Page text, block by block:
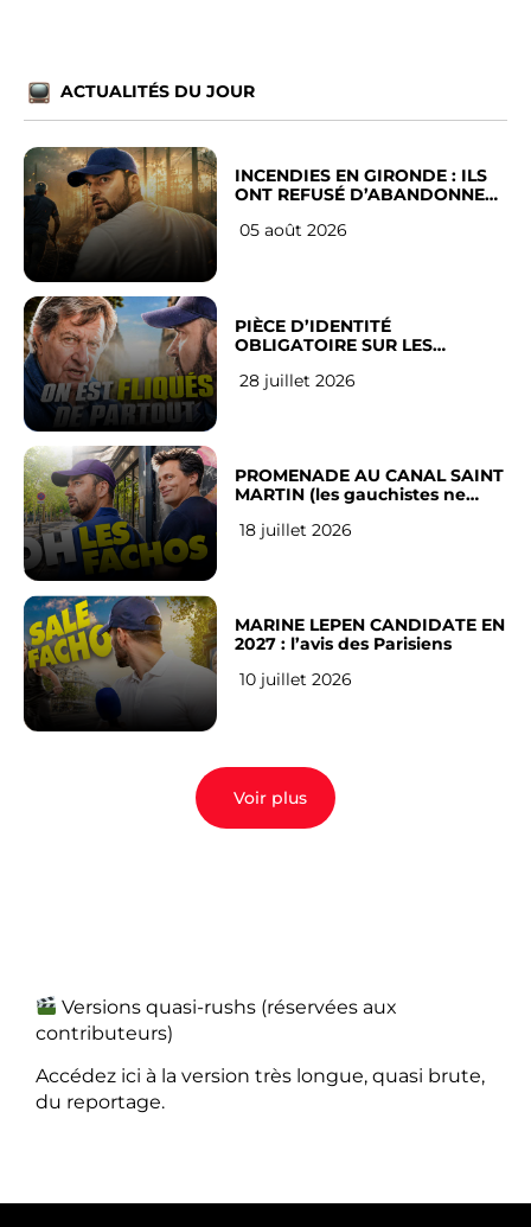
ACTUALITÉS DU JOUR
INCENDIES EN GIRONDE : ILS
ONT REFUSÉ D’ABANDONNER
05 août 2026
PIÈCE D’IDENTITÉ
OBLIGATOIRE SUR LES
Français
28 juillet 2026
PROMENADE AU CANAL SAINT
MARTIN (les gauchistes ne
18 juillet 2026
MARINE LEPEN CANDIDATE EN
2027 : l’avis des Parisiens
10 juillet 2026
Voir plus
Versions quasi-rushs (réservées aux
contributeurs)
Accédez ici à la version très longue, quasi brute,
du reportage.